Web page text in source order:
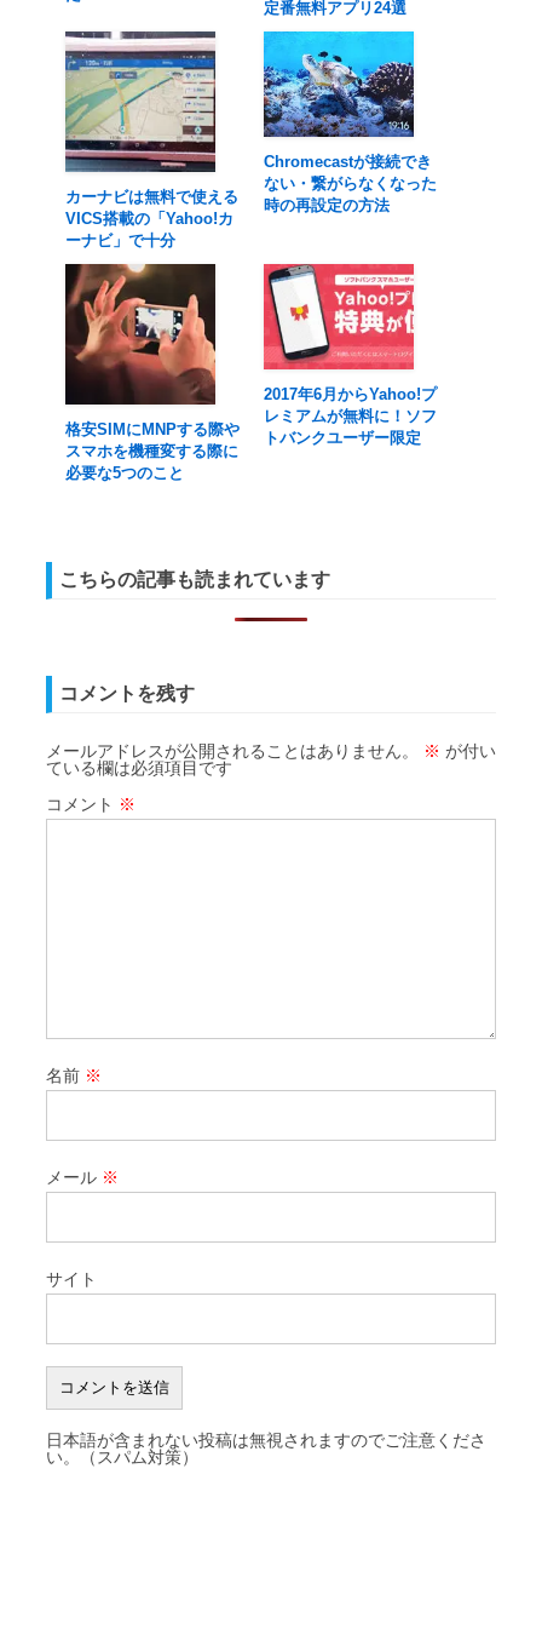
定番無料アプリ24選
カーナビは無料で使える
VICS搭載の「Yahoo!カ
ーナビ」で十分
Chromecastが接続でき
ない・繋がらなくなった
時の再設定の方法
格安SIMにMNPする際や
スマホを機種変する際に
必要な5つのこと
2017年6月からYahoo!プ
レミアムが無料に！ソフ
トバンクユーザー限定
こちらの記事も読まれています
コメントを残す
メールアドレスが公開されることはありません。 ※ が付い
ている欄は必須項目です
コメント ※
名前 ※
メール ※
サイト
日本語が含まれない投稿は無視されますのでご注意くださ
い。（スパム対策）